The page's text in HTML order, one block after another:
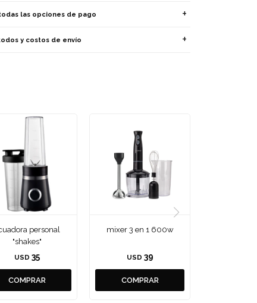
las opciones de pago
y costos de envío
personal
"shakes"
USD 35
mixer 3 en 1 600w
USD 39